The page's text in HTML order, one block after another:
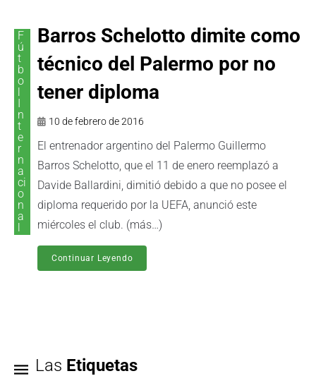
F
ú
t
b
o
n
t
e
r
n
a
ci
o
n
a
Barros Schelotto dimite como
técnico del Palermo por no
tener diploma
10 de febrero de 2016
El entrenador argentino del Palermo Guillermo
Barros Schelotto, que el 11 de enero reemplazó a
Davide Ballardini, dimitió debido a que no posee el
diploma requerido por la UEFA, anunció este
miércoles el club. (más…)
Continuar Leyendo
Las Etiquetas